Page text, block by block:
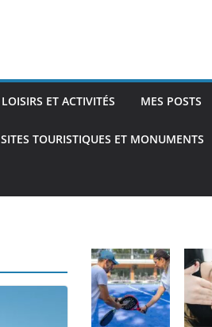
LOISIRS ET ACTIVITÉS MES POSTS
SITES TOURISTIQUES ET MONUMENTS